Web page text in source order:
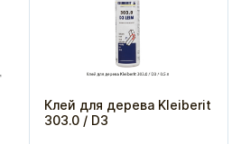
Клей для дерева Kleiberit
303.0 / D3